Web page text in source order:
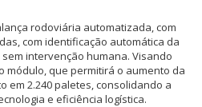
rodoviária automatizada, com
com identificação automática da
intervenção humana. Visando
módulo, que permitirá o aumento da
em 2.240 paletes, consolidando a
e eficiência logística.